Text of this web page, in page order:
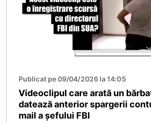
Publicat pe 09/04/2026 la 14:05
Videoclipul care arată un
datează anterior spargerii
mail a șefului FBI